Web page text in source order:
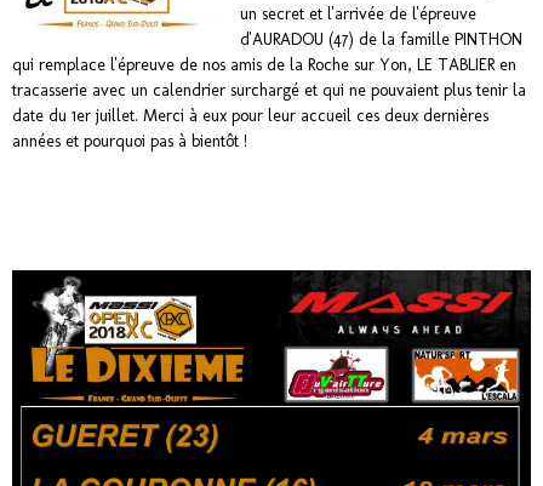
un secret et l'arrivée de l'épreuve
d'AURADOU (47) de la famille PINTHON
qui remplace l'épreuve de nos amis de la Roche sur Yon, LE TABLIER en
tracasserie avec un calendrier surchargé et qui ne pouvaient plus tenir la
date du 1er juillet. Merci à eux pour leur accueil ces deux dernières
années et pourquoi pas à bientôt !